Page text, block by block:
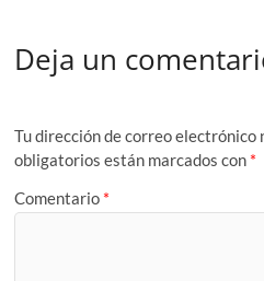
Deja un
Tu dirección de correo electrónico
obligatorios están marcados con *
Comentario *